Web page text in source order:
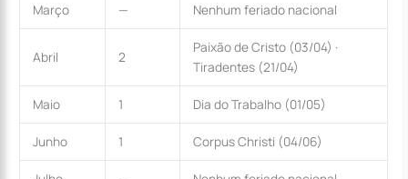
Março — Nenhum feriado nacional
Abril 2
Paixão de Cristo (03/04) ·
Tiradentes (21/04)
Maio 1 Dia do Trabalho (01/05)
Junho 1 Corpus Christi (04/06)